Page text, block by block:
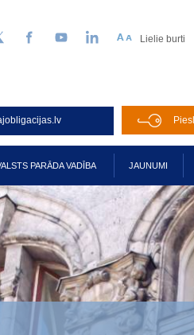
mums Twitter
FacebookYouTubeLinkedIn Lielie burti
PARĀDA VADĪBA JAUNUMI